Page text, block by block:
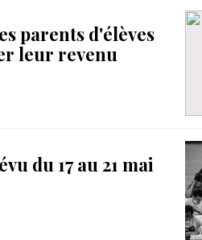
parents d'élèves
leur revenu
du 17 au 21 mai